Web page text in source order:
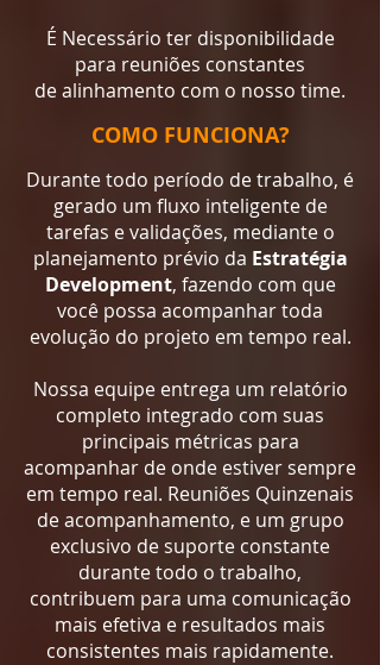
É Necessário ter disponibilidade
para reuniões constantes
de alinhamento com o nosso time.
COMO FUNCIONA?
Durante todo período de trabalho, é
gerado um fluxo inteligente de
tarefas e validações, mediante o
planejamento prévio da Estratégia
Development, fazendo com que
você possa acompanhar toda
evolução do projeto em tempo real.
Nossa equipe entrega um relatório
completo integrado com suas
principais métricas para
acompanhar de onde estiver sempre
em tempo real. Reuniões Quinzenais
de acompanhamento, e um grupo
exclusivo de suporte constante
durante todo o trabalho,
contribuem para uma comunicação
mais efetiva e resultados mais
consistentes mais rapidamente.